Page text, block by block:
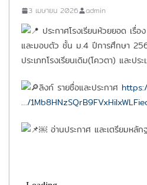
3 เมษายน 2026 admin
ประกาศโรงเรียนห้วยยอด เรื่
และมอบตัว ชั้น ม.4 ปีการศึกษา
ประเภทโรงเรียนเดิม(โควตา) และปร
ลิงก์ รายชื่อและประกาศ
…/
￼ อ่านประกาศ และเตรียมหลัก